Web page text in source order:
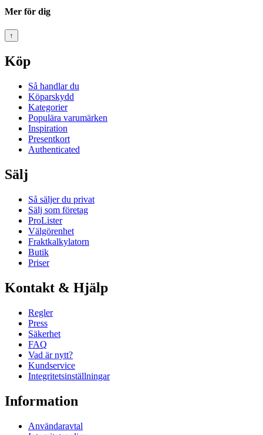
Mer för dig
↑
Köp
Så handlar du
Köparskydd
Kategorier
Populära varumärken
Inspiration
Presentkort
Authenticated
Sälj
Så säljer du privat
Sälj som företag
ProLister
Välgörenhet
Fraktkalkylatorn
Butik
Priser
Kontakt & Hjälp
Regler
Press
Säkerhet
FAQ
Vad är nytt?
Kundservice
Integritetsinställningar
Information
Användaravtal